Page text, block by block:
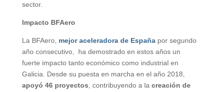
sector.
Impacto BFAero
La BFAero, mejor aceleradora de Españapor segundo
año consecutivo, ha demostrado en estos años un
fuerte impacto tanto económico como industrial en
Galicia. Desde su puesta en marcha en el año 2018,
apoyó 46 proyectos, contribuyendo a la creación de